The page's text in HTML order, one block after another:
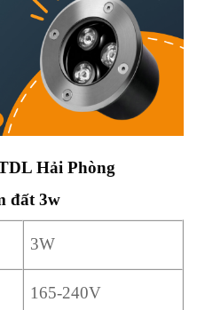
Hải Phòng
đất 3w
3W
165-240V